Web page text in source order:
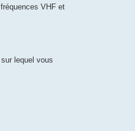
VHF et
lequel vous